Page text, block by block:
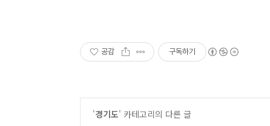
공감 구독하기
'경기도' 카테고리의 다른 글